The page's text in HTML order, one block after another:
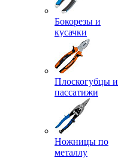
Бокорезы и
кусачки
Плоскогубцы и
пассатижи
Ножницы по
металлу